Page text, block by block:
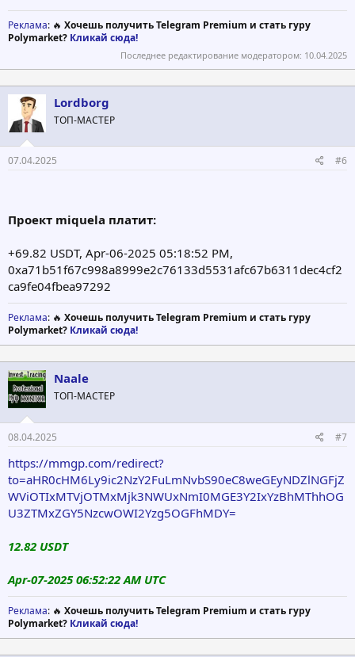
Реклама: 🔥 Хочешь получить Telegram Premium и стать гуру
Polymarket? Кликай сюда!
Последнее редактирование модератором: 10.04.2025
Lordborg
ТОП-МАСТЕР
07.04.2025 #6
Проект miquela платит:
+69.82 USDT, Apr-06-2025 05:18:52 PM,
0xa71b51f67c998a8999e2c76133d5531afc67b6311dec4cf2
ca9fe04fbea97292
Реклама: 🔥 Хочешь получить Telegram Premium и стать гуру
Polymarket? Кликай сюда!
Naale
ТОП-МАСТЕР
08.04.2025 #7
https://mmgp.com/redirect?
to=aHR0cHM6Ly9ic2NzY2FuLmNvbS90eC8weGEyNDZlNGFjZ
WViOTIxMTVjOTMxMjk3NWUxNmI0MGE3Y2IxYzBhMThhOG
U3ZTMxZGY5NzcwOWI2Yzg5OGFhMDY=
12.82 USDT
Apr-07-2025 06:52:22 AM UTC
Реклама: 🔥 Хочешь получить Telegram Premium и стать гуру
Polymarket? Кликай сюда!